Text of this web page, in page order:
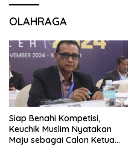
OLAHRAGA
Siap Benahi Kompetisi,
Keuchik Muslim Nyatakan
Maju sebagai Calon Ketua